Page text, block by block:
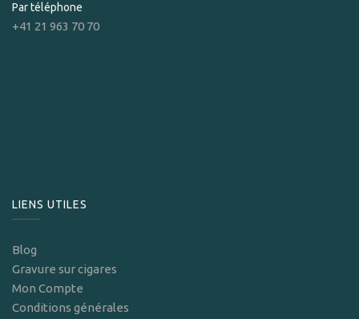
Par téléphone
+41 21 963 70 70
LIENS UTILES
Blog
Gravure sur cigares
Mon Compte
Conditions générales